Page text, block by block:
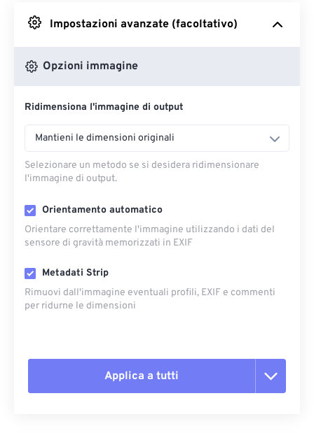
Da Google Drive
Impostazioni avanzate (facoltativo)
Opzioni immagine
Ridimensiona l'immagine di output
Mantieni le dimensioni originali
Selezionare un metodo se si desidera ridimensionare
l'immagine di output.
Orientamento automatico
Orientare correttamente l'immagine utilizzando i dati del
sensore di gravità memorizzati in EXIF
Metadati Strip
Rimuovi dall'immagine eventuali profili, EXIF ​​e commenti
per ridurne le dimensioni
Applica a tutti